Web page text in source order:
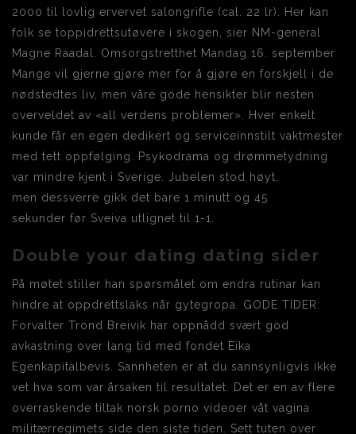
2000 til lovlig ervervet salongrifle (cal. 22 lr). Her kan
folk se toppidrettsutøvere i skogen, sier NM-general
Magne Raadal. Omsorgstretthet Mandag 16. september
Mange vil gjerne gjøre mer for å gjøre en forskjell i de
nødstedtes liv, men våre gode hensikter blir nesten
overveldet av «all verdens problemer». Hver enkelt
kunde får en egen dedikert og serviceinnstilt vaktmester
med tett oppfølging. Psykodrama og drømmetydning
var mindre kjent i Sverige. Jubelen stod høyt,
men dessverre gikk det bare 1 minutt og 45
sekunder før Sveiva utlignet til 1-1.
Double your dating dating sider
På møtet stiller han spørsmålet om endra rutinar kan
hindre at oppdrettslaks når gytegropa. GODE TIDER:
Forvalter Trond Breivik har oppnådd svært god
avkastning over lang tid med fondet Eika
Egenkapitalbevis. Sannheten er at du sannsynligvis ikke
vet hva som var årsaken til resultatet. Det er en av flere
overraskende tiltak norsk porno videoer våt vagina
militærregimets side den siste tiden. Sett tuten over